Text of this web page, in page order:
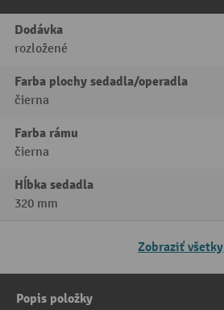
Dodávka
rozložené
Farba plochy sedadla/operadla
čierna
Farba rámu
čierna
Hĺbka sedadla
320 mm
Zobraziť všetky
Popis položky